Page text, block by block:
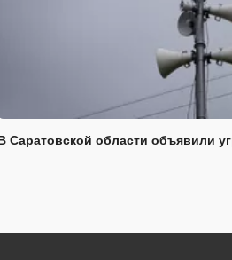
Саратовской области объявили